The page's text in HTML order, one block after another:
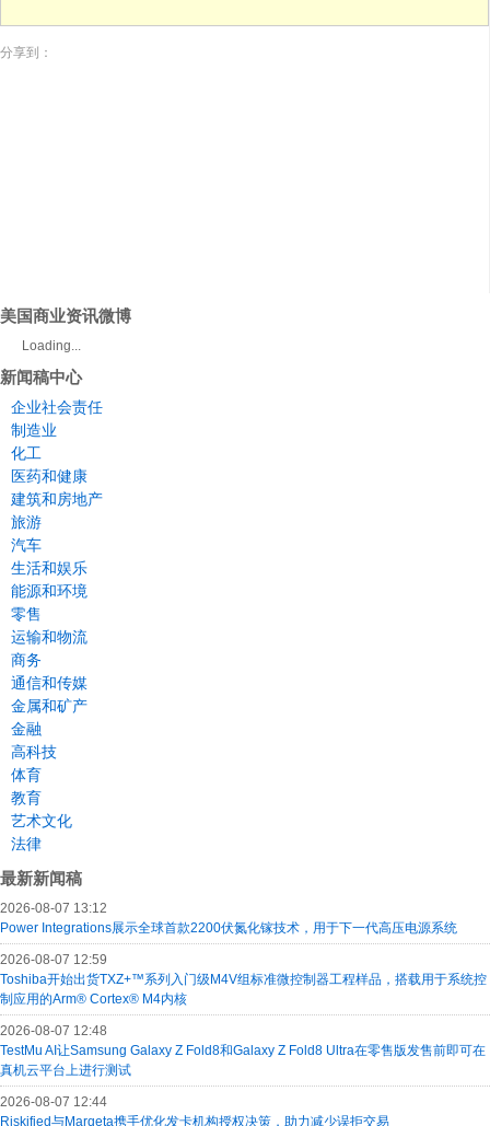
分享到：
美国商业资讯微博
Loading...
新闻稿中心
企业社会责任
制造业
化工
医药和健康
建筑和房地产
旅游
汽车
生活和娱乐
能源和环境
零售
运输和物流
商务
通信和传媒
金属和矿产
金融
高科技
体育
教育
艺术文化
法律
最新新闻稿
2026-08-07 13:12
Power Integrations展示全球首款2200伏氮化镓技术，用于下一代高压电源系统
2026-08-07 12:59
Toshiba开始出货TXZ+™系列入门级M4V组标准微控制器工程样品，搭载用于系统控
制应用的Arm® Cortex® M4内核
2026-08-07 12:48
TestMu AI让Samsung Galaxy Z Fold8和Galaxy Z Fold8 Ultra在零售版发售前即可在
真机云平台上进行测试
2026-08-07 12:44
Riskified与Marqeta携手优化发卡机构授权决策，助力减少误拒交易